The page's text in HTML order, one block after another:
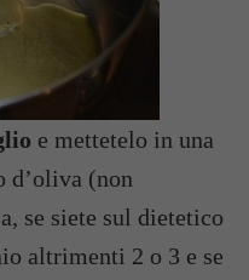
e mettetelo in una
d’oliva (non
se siete sul dietetico
altrimenti 2 o 3 e se